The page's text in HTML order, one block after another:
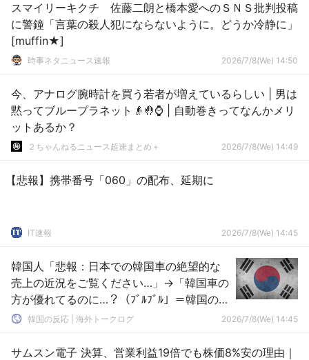
スマイリーキクチ 佐藤二朗と橋本愛へのＳＮＳ批判投稿
に警鐘「言葉の殺人犯にならないように。どうか冷静に」
[muffin★]
時事ネタニュース速報 2026/7/8(We) 14:50
今、アナログ腕時計を買う若者が増えているらしい | 男は
黙ってブループラネット👴🤚⌚ | 自動巻きってなんかメリ
ットあるか？
２ちゃんねるニュース超速まとめ＋ 2026/7/8(We) 14:49
【悲報】携帯番号「060」の配布、延期に
IT速報 2026/7/8(We) 14:45
韓国人「悲報：日本での韓国車の絶望的な
売上の近況をご覧ください…」→「韓国車の
方が優れてるのに…？（ﾌﾞﾙﾌﾞﾙ」＝韓国の反
応 韓国の反応 | 海外トークログ 2026/7/8(We) 14:45
サムスン電子 決算、営業利益19倍でも株価8%安の理由｜